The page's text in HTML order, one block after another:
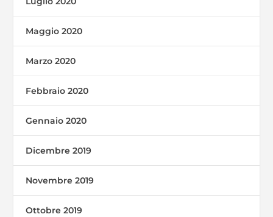
Maggio 2020
Marzo 2020
Febbraio 2020
Gennaio 2020
Dicembre 2019
Novembre 2019
Ottobre 2019